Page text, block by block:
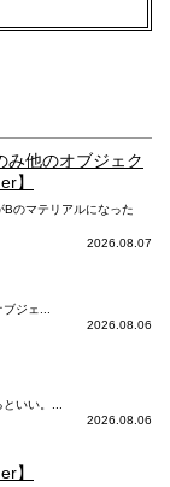
60fps
ード
ョン
、望遠）
み他のオブジェク
】
のマテリアルになった
2026.08.07
ジェ...
2026.08.06
いい。...
2026.08.06
】